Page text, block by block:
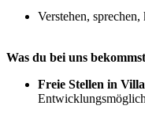
Verstehen,
Was du bei uns bekommst
Freie Stellen in